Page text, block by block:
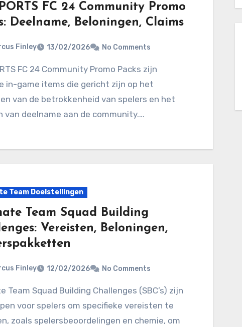
FC 24 Community Promo
Deelname, Beloningen, Claims
Finley 13/02/2026 No Comments
in-game items die gericht zijn op het
van de betrokkenheid van spelers en het
van deelname aan de community.…
Team Doelstellingen
Team Squad Building
Vereisten, Beloningen,
Finley 12/02/2026 No Comments
voor spelers om specifieke vereisten te
zoals spelersbeoordelingen en chemie, om